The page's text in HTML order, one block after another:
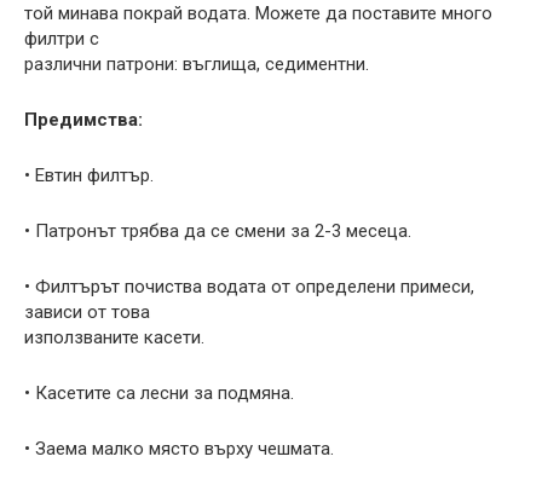
той минава покрай водата. Можете да поставите много
филтри с
различни патрони: въглища, седиментни.
Предимства:
• Евтин филтър.
• Патронът трябва да се смени за 2-3 месеца.
• Филтърът почиства водата от определени примеси,
зависи от това
използваните касети.
• Касетите са лесни за подмяна.
• Заема малко място върху чешмата.